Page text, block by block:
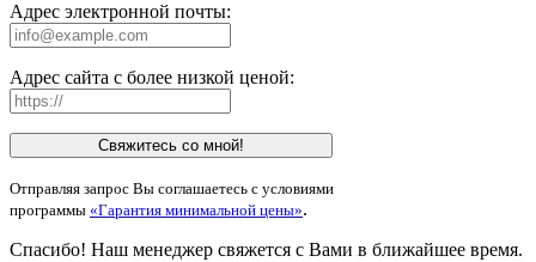
Адрес электронной почты:
Адрес сайта с более низкой ценой:
Свяжитесь со мной!
Отправляя запрос Вы соглашаетесь с условиями
программы «Гарантия минимальной цены».
Спасибо! Наш менеджер свяжется с Вами в ближайшее время.